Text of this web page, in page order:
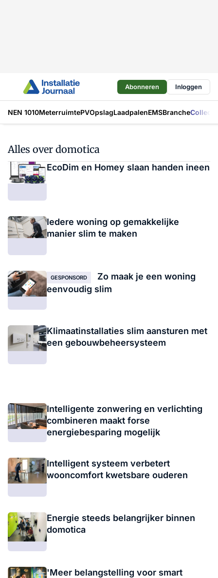
Abonneren Inloggen
NEN 1010MeterruimtePVOpslagLaadpalenEMSBranche
Alles over domotica
EcoDim en Homey slaan handen ineen
Iedere woning op gemakkelijke
manier slim te maken
GESPONSORD
Zo maak je een woning
eenvoudig slim
Klimaatinstallaties slim aansturen met
een gebouwbeheersysteem
Intelligente zonwering en verlichting
combineren maakt forse
energiebesparing mogelijk
Intelligent systeem verbetert
wooncomfort kwetsbare ouderen
Energie steeds belangrijker binnen
domotica
'Meer belangstelling voor smart